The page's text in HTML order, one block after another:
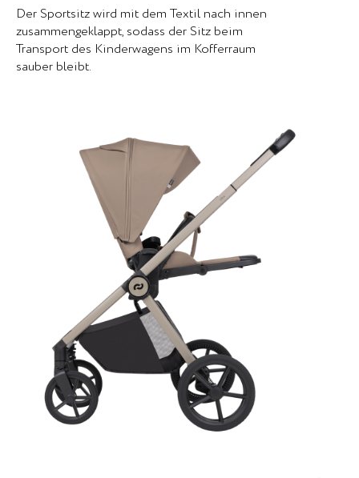
Der Sportsitz wird mit dem Textil nach innen
zusammengeklappt, sodass der Sitz beim
Transport des Kinderwagens im Kofferraum
sauber bleibt.